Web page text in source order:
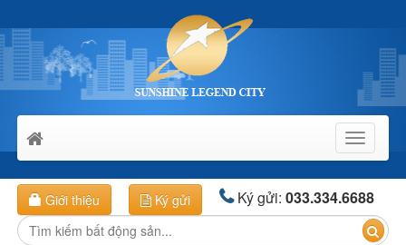
Toggle
Giới thiệu Ký gửi Ký gửi:033.334.6688